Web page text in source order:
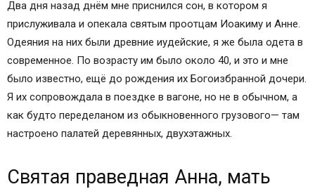
Два дня назад днём мне приснился сон, в котором я
прислуживала и опекала святым проотцам Иоакиму и Анне.
Одеяния на них были древние иудейские, я же была одета в
современное. По возрасту им было около 40, и это и мне
было известно, ещё до рождения их Богоизбранной дочери.
Я их сопровождала в поездке в вагоне, но не в обычном, а
как будто переделаном из обыкновенного грузового— там
настроено палатей деревянных, двухэтажных.
Святая праведная Анна, мать